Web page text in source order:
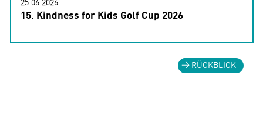
25.06.2026
15. Kindness for Kids Golf Cup 2026
RÜCKBLICK